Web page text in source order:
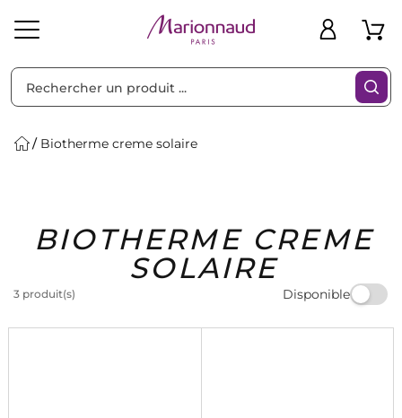
Solaire Homme Marques Idées
Cadeaux
Bons
Plans
Biotherme creme solaire
BIOTHERME CREME
SOLAIRE
3 produit(s) Disponible
Filtres